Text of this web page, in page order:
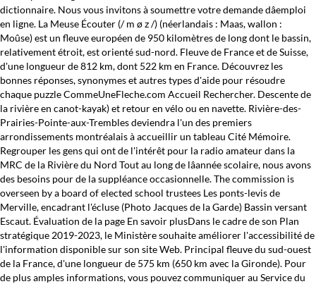
dictionnaire. Nous vous invitons à soumettre votre demande dâemploi
en ligne. La Meuse Écouter (/ m ø z /) (néerlandais : Maas, wallon :
Moûse) est un fleuve européen de 950 kilomètres de long dont le bassin,
relativement étroit, est orienté sud-nord. Fleuve de France et de Suisse,
d'une longueur de 812 km, dont 522 km en France. Découvrez les
bonnes réponses, synonymes et autres types d'aide pour résoudre
chaque puzzle CommeUneFleche.com Accueil Rechercher. Descente de
la rivière en canot-kayak) et retour en vélo ou en navette. Rivière-des-
Prairies-Pointe-aux-Trembles deviendra l'un des premiers
arrondissements montréalais à accueillir un tableau Cité Mémoire.
Regrouper les gens qui ont de l'intérêt pour la radio amateur dans la
MRC de la Rivière du Nord Tout au long de lâannée scolaire, nous avons
des besoins pour de la suppléance occasionnelle. The commission is
overseen by a board of elected school trustees Les ponts-levis de
Merville, encadrant l'écluse (Photo Jacques de la Garde) Bassin versant
Escaut. Évaluation de la page En savoir plusDans le cadre de son Plan
stratégique 2019-2023, le Ministère souhaite améliorer l'accessibilité de
l'information disponible sur son site Web. Principal fleuve du sud-ouest
de la France, d'une longueur de 575 km (650 km avec la Gironde). Pour
de plus amples informations, vous pouvez communiquer au Service du